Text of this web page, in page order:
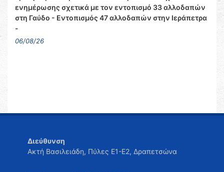
ενημέρωσης σχετικά με τον εντοπισμό 33 αλλοδαπών
στη Γαύδο - Εντοπισμός 47 αλλοδαπών στην Ιεράπετρα
-
06/08/26
Διεύθυνση
Ακτή Βασιλειάδη, Πύλες Ε1-Ε2, Δραπετσώνα